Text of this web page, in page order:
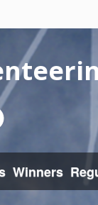
Winners